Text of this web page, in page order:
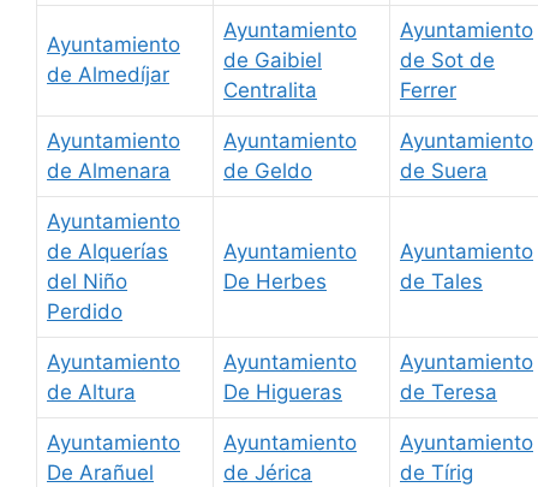
Ayuntamiento
de Almedíjar
Ayuntamiento
de Gaibiel
Centralita
Ayuntamiento
de Sot de
Ferrer
Ayuntamiento
de Almenara
Ayuntamiento
de Geldo
Ayuntamiento
de Suera
Ayuntamiento
de Alquerías
del Niño
Perdido
Ayuntamiento
De Herbes
Ayuntamiento
de Tales
Ayuntamiento
de Altura
Ayuntamiento
De Higueras
Ayuntamiento
de Teresa
Ayuntamiento
De Arañuel
Ayuntamiento
de Jérica
Ayuntamiento
de Tírig